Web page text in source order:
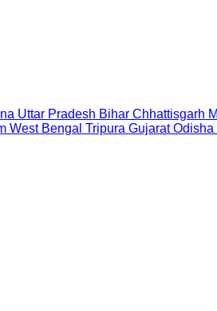
Uttar Pradesh Bihar Chhattisgarh
West Bengal Tripura Gujarat Odisha